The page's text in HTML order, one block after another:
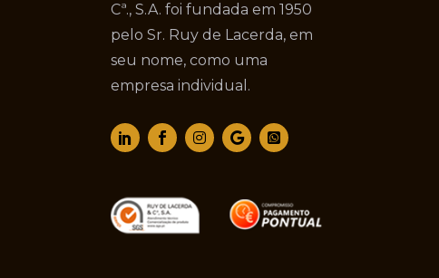
Cª., S.A. foi fundada em 1950
pelo Sr. Ruy de Lacerda, em
seu nome, como uma
empresa individual.